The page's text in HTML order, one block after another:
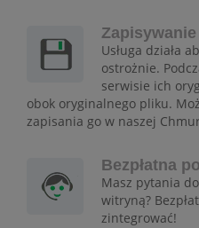
Usługa działa
ostrożnie.
serwisie ich
obok oryginalnego pliku.
zapisania go w naszej
Bezpłatna
Masz pytania
witryną?
zintegrować!